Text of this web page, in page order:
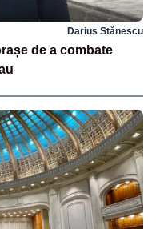
Darius Stănescu
de a combate